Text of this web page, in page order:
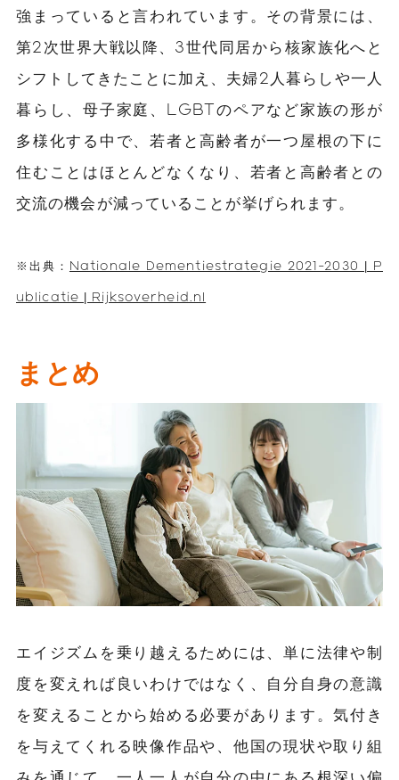
強まっていると言われています。その背景には、
第2次世界大戦以降、3世代同居から核家族化へと
シフトしてきたことに加え、夫婦2人暮らしや一人
暮らし、母子家庭、LGBTのペアなど家族の形が
多様化する中で、若者と高齢者が一つ屋根の下に
住むことはほとんどなくなり、若者と高齢者との
交流の機会が減っていることが挙げられます。
※出典： Nationale Dementiestrategie 2021-2030 | P
ublicatie | Rijksoverheid.nl
まとめ
エイジズムを乗り越えるためには、単に法律や制
度を変えれば良いわけではなく、自分自身の意識
を変えることから始める必要があります。気付き
を与えてくれる映像作品や、他国の現状や取り組